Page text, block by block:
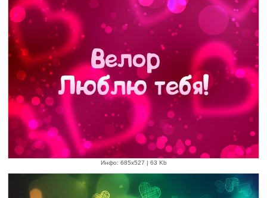
Инфо: 685х527 | 63 Kb